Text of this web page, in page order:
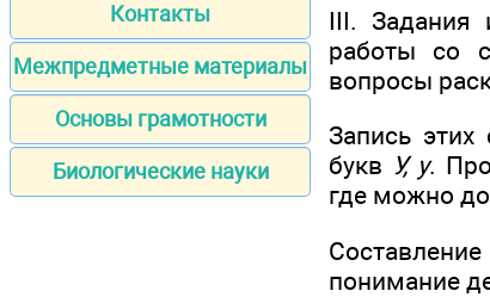
Контакты
Межпредметные материалы
Основы грамотности
Биологические науки
III. Задания
работы со
вопросы
Запись
букв У, у.
где можно
понимание